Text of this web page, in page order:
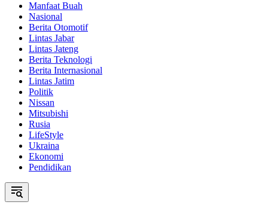
Manfaat Buah
Nasional
Berita Otomotif
Lintas Jabar
Lintas Jateng
Berita Teknologi
Berita Internasional
Lintas Jatim
Politik
Nissan
Mitsubishi
Rusia
LifeStyle
Ukraina
Ekonomi
Pendidikan